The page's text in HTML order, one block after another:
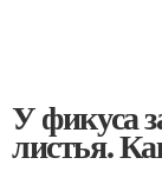
У фикуса
листья.